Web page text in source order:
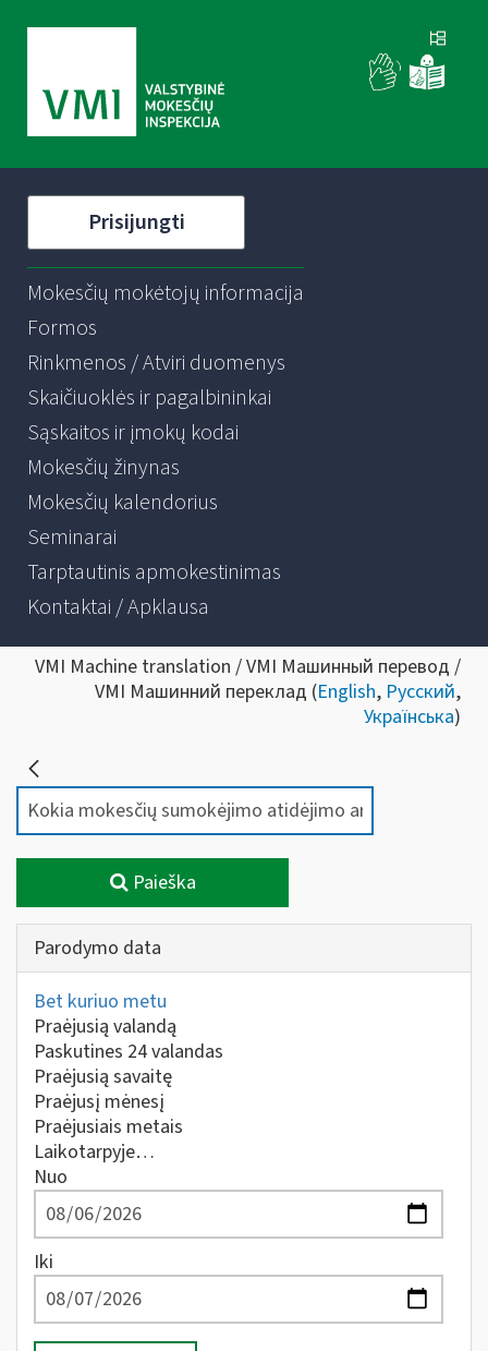
Prisijungti
Mokesčių mokėtojų informacija
Formos
Rinkmenos / Atviri duomenys
Skaičiuoklės ir pagalbininkai
Sąskaitos ir įmokų kodai
Mokesčių žinynas
Mokesčių kalendorius
Seminarai
Tarptautinis apmokestinimas
Kontaktai / Apklausa
VMI Machine translation / VMI Машинный перевод /
VMI Машинний переклад (English, Русский,
Українська)
Paieška
Parodymo data
Bet kuriuo metu
Praėjusią valandą
Paskutines 24 valandas
Praėjusią savaitę
Praėjusį mėnesį
Praėjusiais metais
Laikotarpyje…
Nuo
Iki